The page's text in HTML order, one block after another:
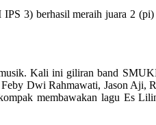
3) berhasil meraih juara 2
Kali ini giliran band
Dwi Rahmawati, Jason
membawakan lagu Es